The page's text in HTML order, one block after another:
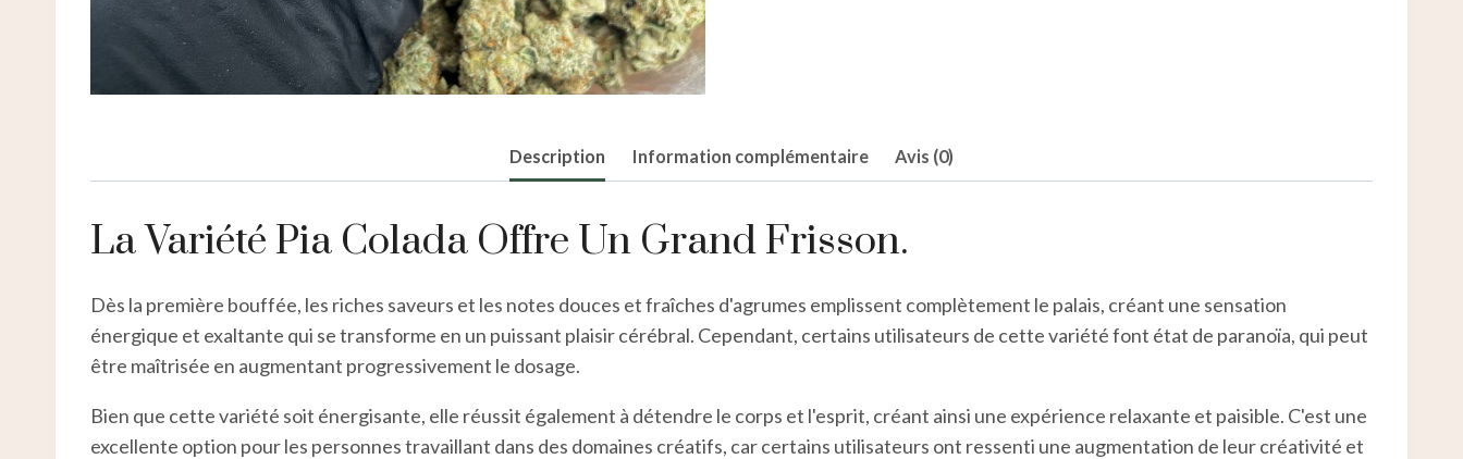
Description Information complémentaire Avis (0)
La Variété Pia Colada Offre Un Grand Frisson.
Dès la première bouffée, les riches saveurs et les notes douces et fraîches d'agrumes emplissent complètement le palais, créant une sensation
énergique et exaltante qui se transforme en un puissant plaisir cérébral. Cependant, certains utilisateurs de cette variété font état de paranoïa, qui peut
être maîtrisée en augmentant progressivement le dosage.
Bien que cette variété soit énergisante, elle réussit également à détendre le corps et l'esprit, créant ainsi une expérience relaxante et paisible. C'est une
excellente option pour les personnes travaillant dans des domaines créatifs, car certains utilisateurs ont ressenti une augmentation de leur créativité et